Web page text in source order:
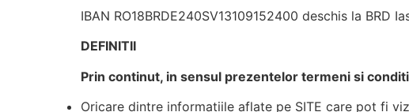
IBAN RO18BRDE240SV13109152400 deschis la BRD
DEFINITII
Prin continut, in sensul prezentelor termeni si
Oricare dintre informatiile aflate pe SITE care pot fi